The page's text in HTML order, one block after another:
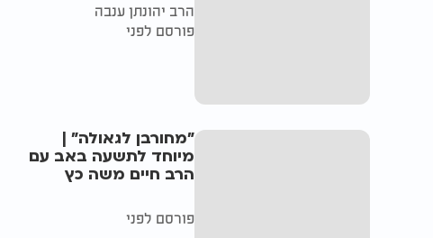
הרב יהונתן ענבה
פורסם לפני
"מחורבן לגאולה" |
מיוחד לתשעה באב עם
הרב חיים משה כץ
פורסם לפני